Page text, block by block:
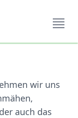
Open
wir uns
auch das